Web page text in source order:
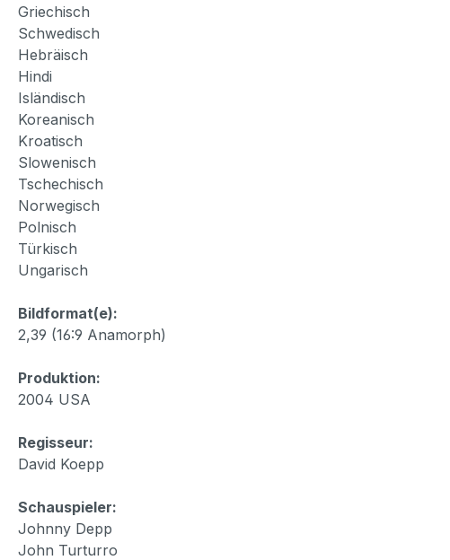
Griechisch
Schwedisch
Hebräisch
Hindi
Isländisch
Koreanisch
Kroatisch
Slowenisch
Tschechisch
Norwegisch
Polnisch
Türkisch
Ungarisch
Bildformat(e):
2,39 (16:9 Anamorph)
Produktion:
2004 USA
Regisseur:
David Koepp
Schauspieler:
Johnny Depp
John Turturro